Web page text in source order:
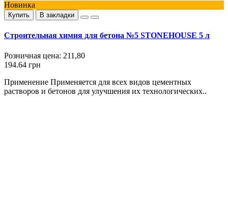
Новинка
Купить В закладки
Строительная химия для бетона №5 STONEHOUSE 5 л
Розничная цена: 211,80
194.64 грн
Применение Применяется для всех видов цементных
растворов и бетонов для улучшения их технологических..